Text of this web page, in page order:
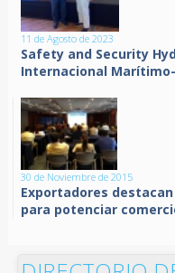
11 de Agosto de 2023
Safety and Security
Internacional
30 de Noviembre de 2015
Exportadores
para potenciar